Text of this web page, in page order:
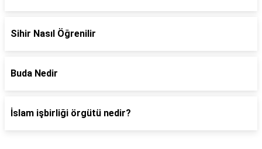
Sihir Nasıl Öğrenilir
Buda Nedir
İslam işbirliği örgütü nedir?